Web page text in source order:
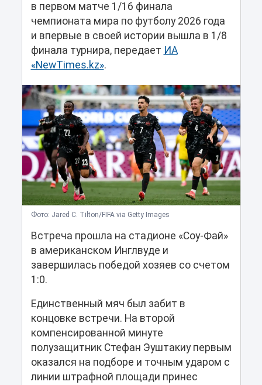
в первом матче 1/16 финала
чемпионата мира по футболу 2026 года
и впервые в своей истории вышла в 1/8
финала турнира, передает ИА
«NewTimes.kz».
Фото: Jared C. Tilton/FIFA via Getty Images
Встреча прошла на стадионе «Соу-Фай»
в американском Инглвуде и
завершилась победой хозяев со счетом
1:0.
Единственный мяч был забит в
концовке встречи. На второй
компенсированной минуте
полузащитник Стефан Эуштакиу первым
оказался на подборе и точным ударом с
линии штрафной площади принес